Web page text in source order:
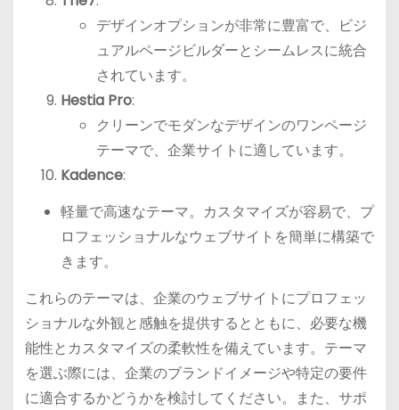
デザインオプションが非常に豊富で、ビジ
ュアルページビルダーとシームレスに統合
されています。
Hestia Pro:
クリーンでモダンなデザインのワンページ
テーマで、企業サイトに適しています。
Kadence:
軽量で高速なテーマ。カスタマイズが容易で、プ
ロフェッショナルなウェブサイトを簡単に構築で
きます。
これらのテーマは、企業のウェブサイトにプロフェッ
ショナルな外観と感触を提供するとともに、必要な機
能性とカスタマイズの柔軟性を備えています。テーマ
を選ぶ際には、企業のブランドイメージや特定の要件
に適合するかどうかを検討してください。また、サポ